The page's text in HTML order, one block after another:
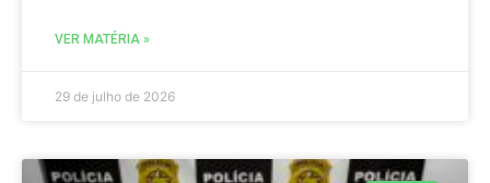
VER MATÉRIA »
29 de julho de 2026